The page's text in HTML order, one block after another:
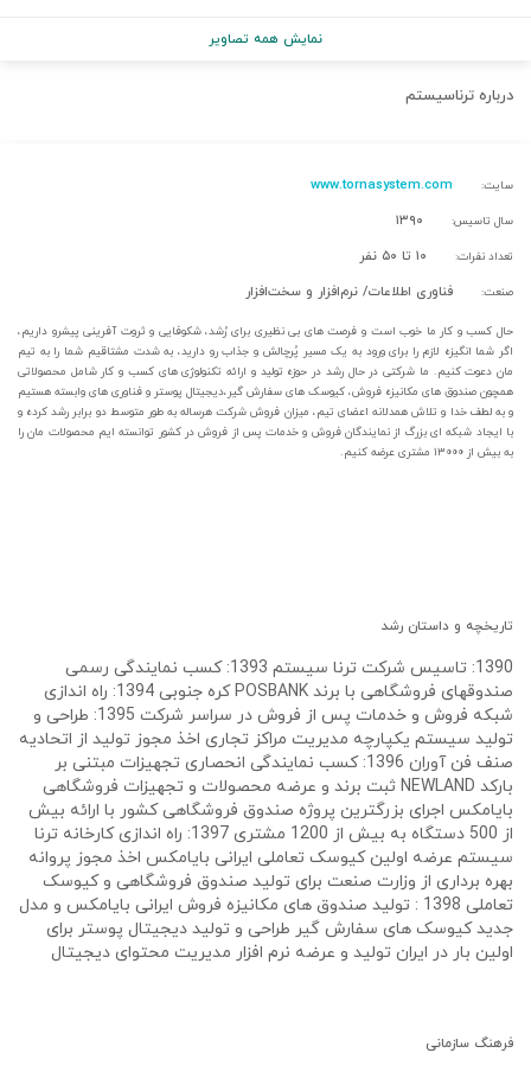
نمایش همه تصاویر
درباره ترناسیستم
سایت: www.tornasystem.com
سال تاسیس: ۱۳۹۰
تعداد نفرات: ۱۰ تا ۵۰ نفر
صنعت: فناوری اطلاعات/ نرم‌افزار و سخت‌افزار
حال کسب و کار ما خوب است و فرصت های بی نظیری برای رُشد، شکوفایی و ثروت آفرینی پیشرو داریم،
اگر شما انگیزه لازم را برای ورود به یک مسیر پُرچالش و جذاب رو دارید، به شدت مشتاقیم شما را به تیم
مان دعوت کنیم. ما شرکتی در حال رشد در حوزه تولید و ارائه تکنولوژی های کسب و کار شامل محصولاتی
همچون صندوق های مکانیزه فروش، کیوسک های سفارش گیر،دیجیتال پوستر و فناوری های وابسته هستیم
و به لطف خدا و تلاش همدلانه اعضای تیم، میزان فروش شرکت هرساله به طور متوسط دو برابر رشد کرده و
با ایجاد شبکه ای بزرگ از نمایندگان فروش و خدمات پس از فروش در کشور توانسته ایم محصولات مان را
به بیش از ۱۳۰۰۰ مشتری عرضه کنیم.
تاریخچه و داستان رشد
1390: تاسیس شرکت ترنا سیستم 1393: کسب نمایندگی رسمی
صندوقهای فروشگاهی با برند POSBANK کره جنوبی 1394: راه اندازی
شبکه فروش و خدمات پس از فروش در سراسر شرکت 1395: طراحی و
تولید سیستم یکپارچه مدیریت مراکز تجاری اخذ مجوز تولید از اتحادیه
صنف فن آوران 1396: کسب نمایندگی انحصاری تجهیزات مبتنی بر
بارکد NEWLAND ثبت برند و عرضه محصولات و تجهیزات فروشگاهی
بایامکس اجرای بزرگترین پروژه صندوق فروشگاهی کشور با ارائه بیش
از 500 دستگاه به بیش از 1200 مشتری 1397: راه اندازی کارخانه ترنا
سیستم عرضه اولین کیوسک تعاملی ایرانی بایامکس اخذ مجوز پروانه
بهره برداری از وزارت صنعت برای تولید صندوق فروشگاهی و کیوسک
تعاملی 1398 : تولید صندوق های مکانیزه فروش ایرانی بایامکس و مدل
جدید کیوسک های سفارش گیر طراحی و تولید دیجیتال پوستر برای
اولین بار در ایران تولید و عرضه نرم افزار مدیریت محتوای دیجیتال
فرهنگ سازمانی